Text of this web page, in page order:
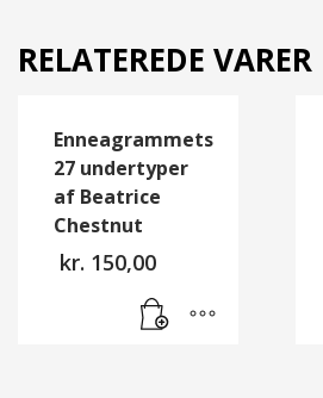
RELATEREDE VARER
Enneagrammets
27 undertyper
af Beatrice
Chestnut
kr. 150,00